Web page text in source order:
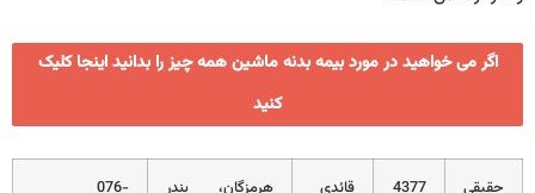
اگر می خواهید در مورد بیمه بدنه ماشین همه چیز را بدانید اینجا کلیک
کنید
حقیقی 4377
قائدی
هرمزگان، بندر
076-